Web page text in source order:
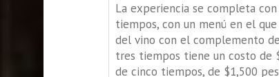
La experiencia se completa
tiempos, con un menú en el
del vino con el complemento
tres tiempos tiene un costo de
de cinco tiempos, de $1,500